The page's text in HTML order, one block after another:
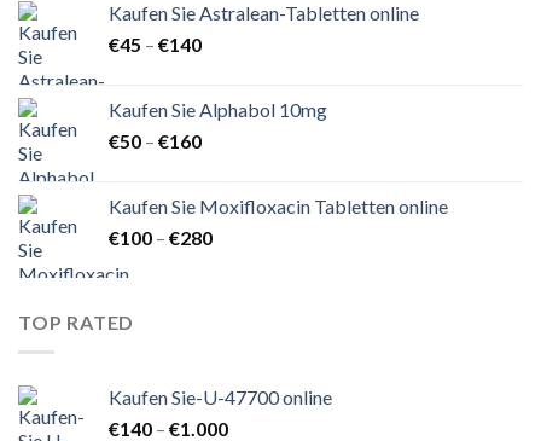
€100
Kaufen Sie Astralean-Tabletten online
€45 – €140Preisspanne:
€140
Kaufen Sie Alphabol 10mg
€50 – €160Preisspanne:
€160
Kaufen Sie Moxifloxacin Tabletten online
€100 – €280Preisspanne:
TOP RATED
Kaufen Sie-U-47700 online
€140 – €1.000Preisspanne: